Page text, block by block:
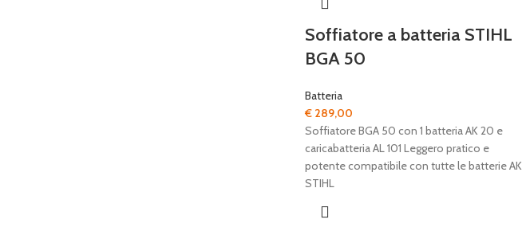
Soffiatore a batteria STIHL
BGA 50
Batteria
€289,00
Soffiatore BGA 50 con 1 batteria AK 20 e
caricabatteria AL 101 Leggero pratico e
potente compatibile con tutte le batterie AK
STIHL